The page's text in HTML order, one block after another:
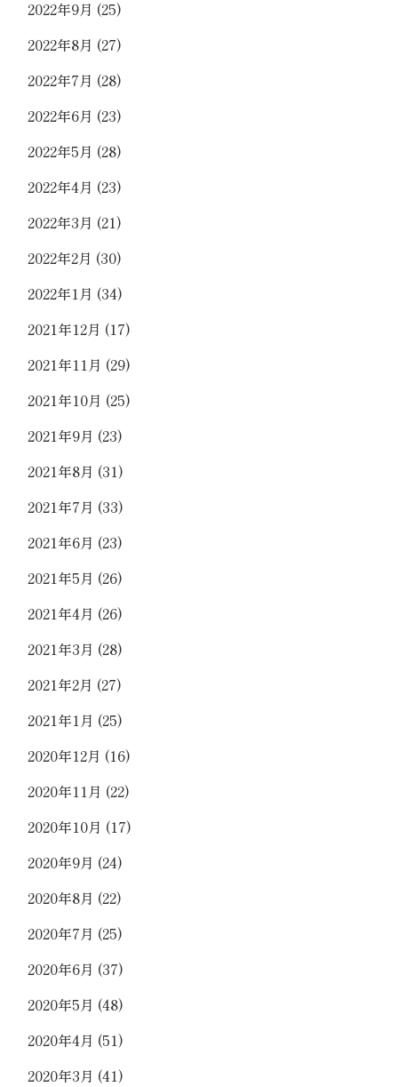
2022年9月 (25)
2022年8月 (27)
2022年7月 (28)
2022年6月 (23)
2022年5月 (28)
2022年4月 (23)
2022年3月 (21)
2022年2月 (30)
2022年1月 (34)
2021年12月 (17)
2021年11月 (29)
2021年10月 (25)
2021年9月 (23)
2021年8月 (31)
2021年7月 (33)
2021年6月 (23)
2021年5月 (26)
2021年4月 (26)
2021年3月 (28)
2021年2月 (27)
2021年1月 (25)
2020年12月 (16)
2020年11月 (22)
2020年10月 (17)
2020年9月 (24)
2020年8月 (22)
2020年7月 (25)
2020年6月 (37)
2020年5月 (48)
2020年4月 (51)
2020年3月 (41)